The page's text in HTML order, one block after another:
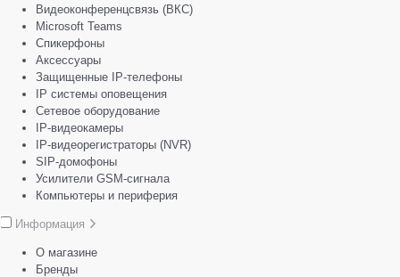
Видеоконференцсвязь (ВКС)
Microsoft Teams
Спикерфоны
Аксессуары
Защищенные IP-телефоны
IP системы оповещения
Сетевое оборудование
IP-видеокамеры
IP-видеорегистраторы (NVR)
SIP-домофоны
Усилители GSM-сигнала
Компьютеры и периферия
Информация
О магазине
Бренды